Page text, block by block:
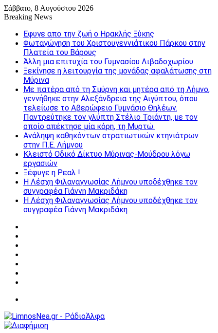
Σάββατο, 8 Αυγούστου 2026
Breaking News
Εφυγε απο την ζωή o Ηρακλής Ξύκης
Φωταγώγηση του Χριστουγεννιάτικου Πάρκου στην
Πλατεία του Βάρους
Άλλη μια επιτυχία του Γυμνασίου Λιβαδοχωρίου
Ξεκίνησε η λειτουργία της μονάδας αφαλάτωσης στη
Μύρινα
Με πατέρα από τη Σμύρνη και μητέρα από τη Λήμνο,
γεννήθηκε στην Αλεξάνδρεια της Αιγύπτου, όπου
τελείωσε το Αβερώφειο Γυμνάσιο Θηλέων.
Παντρεύτηκε τον γλύπτη Στέλιο Τριάντη, με τον
οποίο απέκτησε μία κόρη, τη Μυρτώ.
Ανάληψη καθηκόντων στρατιωτικών κτηνιάτρων
στην Π.Ε. Λήμνου
Κλειστό Οδικό Δίκτυο Μύρινας-Μούδρου λόγω
εργασιών
Ξέφυγε η Ρεαλ !
Η Λέσχη Φιλαναγνωσίας Λήμνου υποδέχθηκε τον
συγγραφέα Γιάννη Μακριδάκη
Η Λέσχη Φιλαναγνωσίας Λήμνου υποδέχθηκε τον
συγγραφέα Γιάννη Μακριδάκη